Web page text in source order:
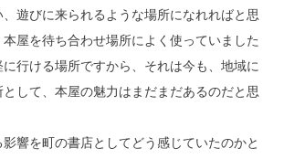
遊びに来られるような場所になれればと思
屋を待ち合わせ場所によく使っていました
行ける場所ですから、それは今も、地域に
して、本屋の魅力はまだまだあるのだと思
響を町の書店としてどう感じていたのかと